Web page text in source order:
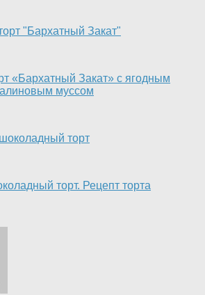
«Бархатный Закат» с ягодным
муссом
торт. Рецепт торта